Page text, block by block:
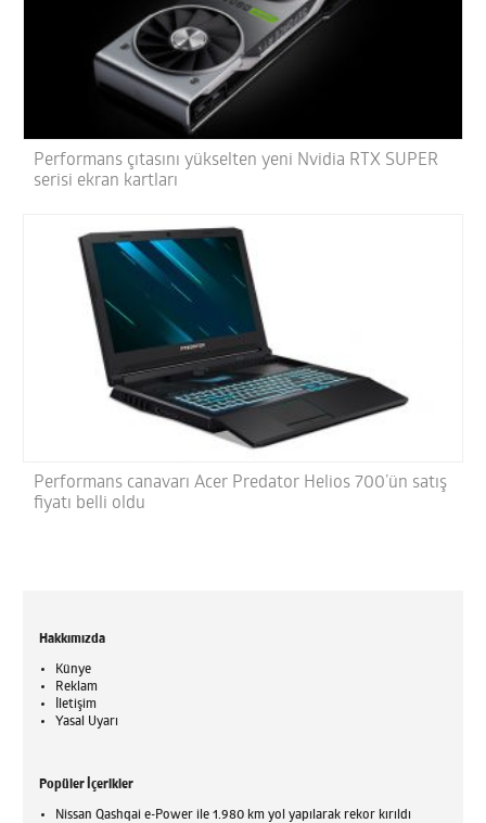
Performans çıtasını yükselten yeni Nvidia RTX SUPER
serisi ekran kartları
Performans canavarı Acer Predator Helios 700’ün satış
fiyatı belli oldu
Hakkımızda
Künye
Reklam
İletişim
Yasal Uyarı
Popüler İçerikler
Nissan Qashqai e-Power ile 1.980 km yol yapılarak rekor kırıldı